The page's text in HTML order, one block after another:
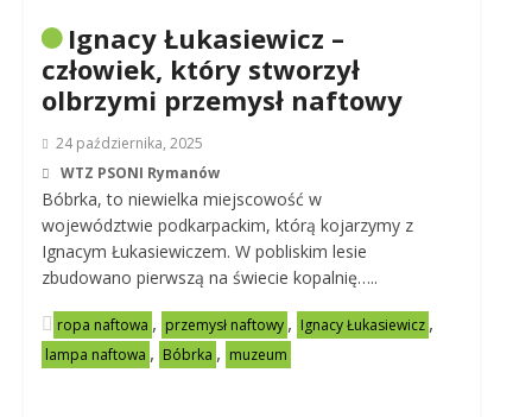
Ignacy Łukasiewicz –
człowiek, który stworzył
olbrzymi przemysł naftowy
24 października, 2025
WTZ PSONI Rymanów
Bóbrka, to niewielka miejscowość w
województwie podkarpackim, którą kojarzymy z
Ignacym Łukasiewiczem. W pobliskim lesie
zbudowano pierwszą na świecie kopalnię…..
ropa naftowa , przemysł naftowy , Ignacy Łukasiewicz ,
lampa naftowa , Bóbrka , muzeum